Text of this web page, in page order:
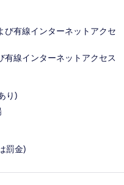
び有線インターネットアクセ
有線インターネットアクセス
り)
罰金)